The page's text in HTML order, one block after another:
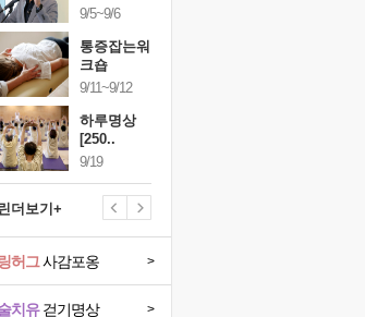
9/5~9/6
통증잡는워
크숍
9/11~9/12
하루명상
[250..
9/19
더보기+
치유걷기명상 >
허그사감포옹 >